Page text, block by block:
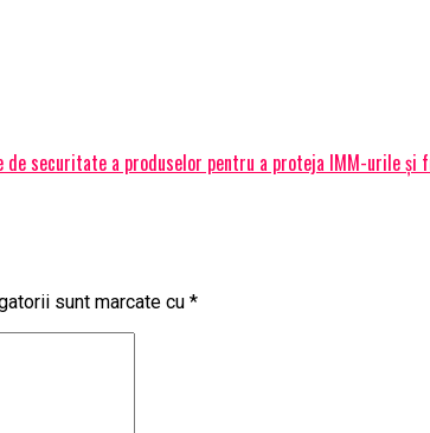
de securitate a produselor pentru a proteja IMM-urile
sunt marcate cu *